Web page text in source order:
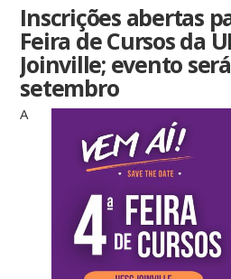
Inscrições abertas
Feira de Cursos da
Joinville; evento
setembro
A